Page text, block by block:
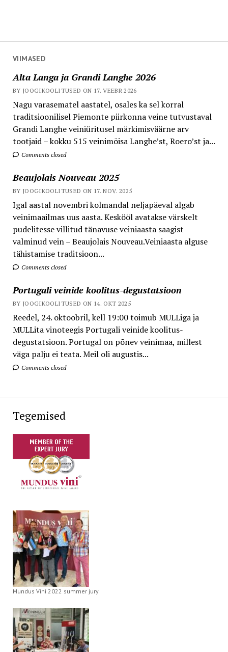
VIIMASED
Alta Langa ja Grandi Langhe 2026
BY JOOGIKOOLITUSED ON 17. VEEBR 2026
Nagu varasematel aastatel, osales ka sel korral
traditsioonilisel Piemonte piirkonna veine tutvustaval
Grandi Langhe veiniüritusel märkimisväärne arv
tootjaid – kokku 515 veinimõisa Langhe’st, Roero’st ja...
Comments closed
Beaujolais Nouveau 2025
BY JOOGIKOOLITUSED ON 17. NOV. 2025
Igal aastal novembri kolmandal neljapäeval algab
veinimaailmas uus aasta. Keskööl avatakse värskelt
pudelitesse villitud tänavuse veiniaasta saagist
valminud vein – Beaujolais Nouveau.Veiniaasta alguse
tähistamise traditsioon...
Comments closed
Portugali veinide koolitus-degustatsioon
BY JOOGIKOOLITUSED ON 14. OKT 2025
Reedel, 24. oktoobril, kell 19:00 toimub MULLiga ja
MULLita vinoteegis Portugali veinide koolitus-
degustatsioon. Portugal on põnev veinimaa, millest
väga palju ei teata. Meil oli augustis...
Comments closed
Tegemised
Mundus Vini 2022 summer jury